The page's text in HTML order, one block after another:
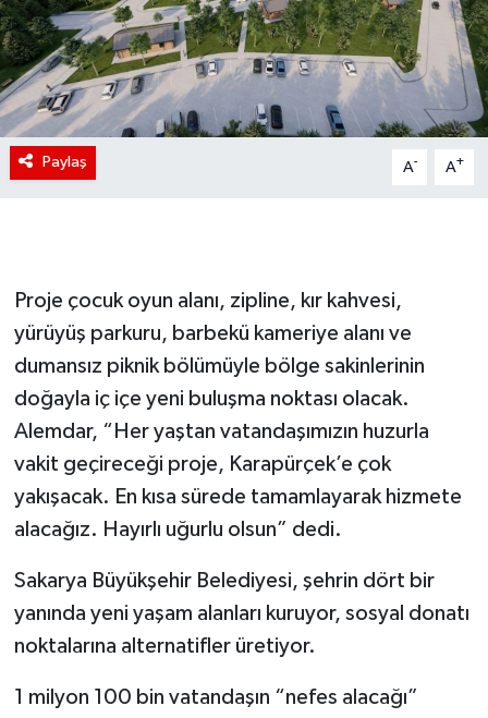
Paylaş A- A+
Proje çocuk oyun alanı, zipline, kır kahvesi,
yürüyüş parkuru, barbekü kameriye alanı ve
dumansız piknik bölümüyle bölge sakinlerinin
doğayla iç içe yeni buluşma noktası olacak.
Alemdar, “Her yaştan vatandaşımızın huzurla
vakit geçireceği proje, Karapürçek’e çok
yakışacak. En kısa sürede tamamlayarak hizmete
alacağız. Hayırlı uğurlu olsun” dedi.
Sakarya Büyükşehir Belediyesi, şehrin dört bir
yanında yeni yaşam alanları kuruyor, sosyal donatı
noktalarına alternatifler üretiyor.
1 milyon 100 bin vatandaşın “nefes alacağı”